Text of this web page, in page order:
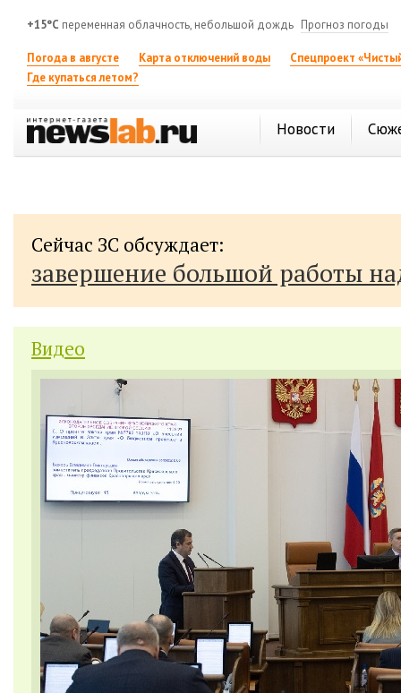
+15°C переменная облачность, небольшой дождь Прогноз погоды
Погода в августе Карта отключений воды
Спецпроект
Где купаться летом?
Новости
Сейчас ЗС обсуждает:
завершение большой работы
Видео